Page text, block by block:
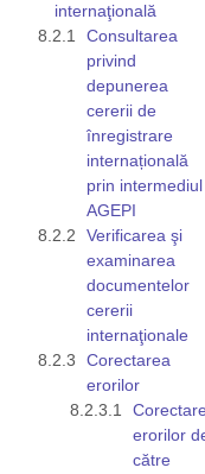
internaţională
Consultarea
privind
depunerea
cererii de
înregistrare
internațională
prin intermediul
AGEPI
Verificarea şi
examinarea
documentelor
cererii
internaţionale
Corectarea
erorilor
erorilor
către